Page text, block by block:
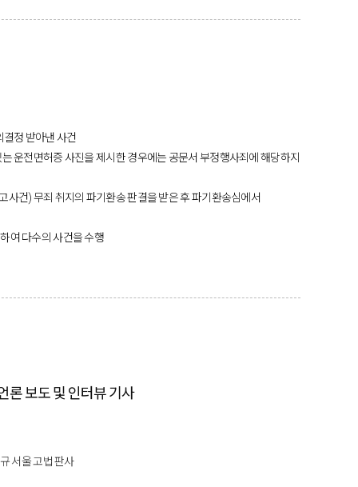
정 받아낸 사건
운전면허증 사진을 제시한 경우에는 공문서 부정행사죄에 해당하지
사건) 무죄 취지의 파기환송 판결을 받은 후 파기환송심에서
여 다수의 사건을 수행
론 보도 및 인터뷰 기사
서울 고법 판사​